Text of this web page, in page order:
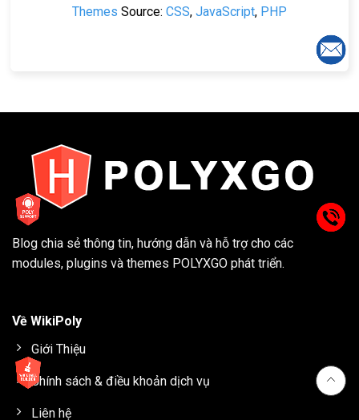
Themes Source: CSS, JavaScript, PHP
Blog chia sẻ thông tin, hướng dẫn và hỗ trợ cho các
modules, plugins và themes POLYXGO phát triển.
Về WikiPoly
Giới Thiệu
Chính sách & điều khoản dịch vụ
Liên hệ